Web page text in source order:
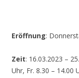
Eröffnung:
Zeit: 16.03.2023 –
Uhr, Fr. 8.30 – 14.00